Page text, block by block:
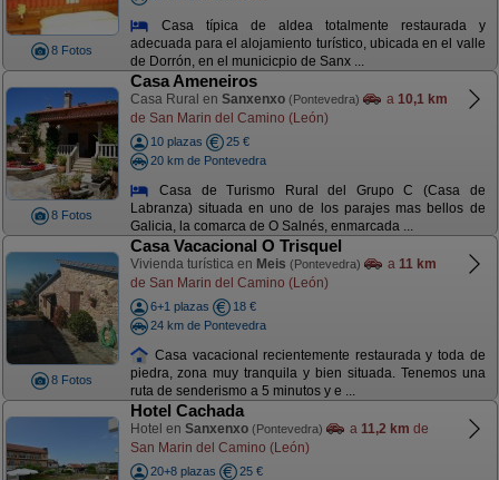
8 Fotos
Casa típica de aldea totalmente restaurada y
adecuada para el alojamiento turístico, ubicada en el valle
de Dorrón, en el municicpio de Sanx ...
8 Fotos
Casa Ameneiros
Casa Rural en Sanxenxo (Pontevedra) a 10,1 km
de San Marin del Camino (León)
10 plazas
25 €
20 km de Pontevedra
Casa de Turismo Rural del Grupo C (Casa de
Labranza) situada en uno de los parajes mas bellos de
Galicia, la comarca de O Salnés, enmarcada ...
8 Fotos
Casa Vacacional O Trisquel
Vivienda turística en Meis (Pontevedra) a 11 km
de San Marin del Camino (León)
6+1 plazas
18 €
24 km de Pontevedra
Casa vacacional recientemente restaurada y toda de
piedra, zona muy tranquila y bien situada. Tenemos una
ruta de senderismo a 5 minutos y e ...
Hotel Cachada
Hotel en Sanxenxo (Pontevedra) a 11,2 km de
San Marin del Camino (León)
20+8 plazas
25 €